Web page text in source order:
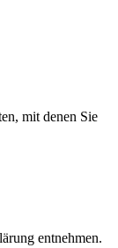
mit denen Sie
entnehmen.